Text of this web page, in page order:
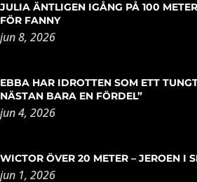
JULIA ÄNTLIGEN IGÅNG PÅ 100
FÖR FANNY
jun 8, 2026
EBBA HAR IDROTTEN SOM ETT
NÄSTAN BARA EN FÖRDEL”
jun 4, 2026
WICTOR ÖVER 20 METER – JEROEN I
jun 1, 2026